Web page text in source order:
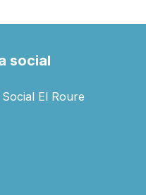
social
El Roure